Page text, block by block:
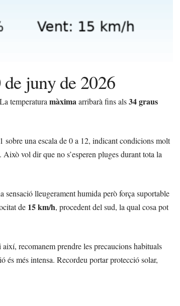
juny de 2026
temperatura màximaarribarà fins als34 graus
sobre una escala de 0 a 12, indicant condicions molt
vol dir que no s’esperen pluges durant tota la
lleugerament humida però força suportable
de 15 km/h, procedent del sud, la qual cosa pot
recomanem prendre les precaucions habituals
és més intensa. Recordeu portar protecció solar,